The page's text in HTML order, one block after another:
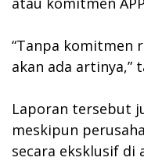
“Tanpa komitmen
akan ada artinya,”
Laporan tersebut
meskipun
secara eksklusif di